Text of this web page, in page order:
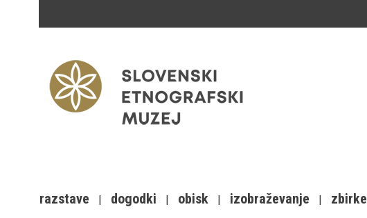
razstave dogodki obisk izobraževanje zbirke